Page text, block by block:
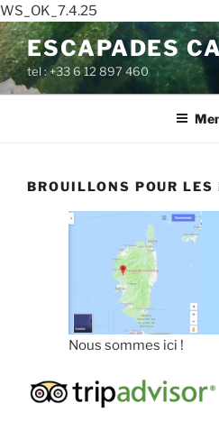
WS_OK_7.4.25
Aller
au
contenu
principal
ESCAPADES
tel : +33 6 12 897 460
BROUILLONS POUR LES
Nous sommes ici !